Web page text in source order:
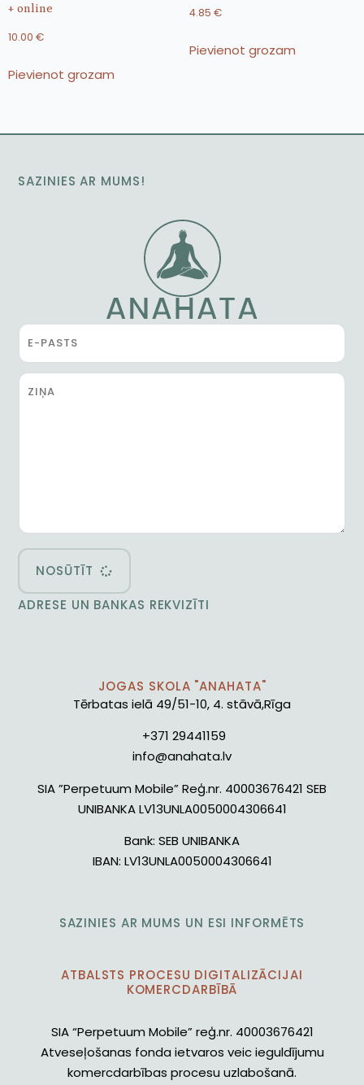
+ online
10.00 €
Pievienot grozam
4.85 €
Pievienot grozam
SAZINIES AR MUMS!
NOSŪTĪT
ADRESE UN BANKAS REKVIZĪTI
JOGAS SKOLA "ANAHATA"
Tērbatas ielā 49/51-10, 4. stāvā,Rīga
+371 29441159
info@anahata.lv
SIA ”Perpetuum Mobile” Reģ.nr. 40003676421 SEB
UNIBANKA LV13UNLA0050004306641
Bank: SEB UNIBANKA
IBAN: LV13UNLA0050004306641
SAZINIES AR MUMS UN ESI INFORMĒTS
ATBALSTS PROCESU DIGITALIZĀCIJAI
KOMERCDARBĪBĀ
SIA “Perpetuum Mobile” reģ.nr. 40003676421
Atveseļošanas fonda ietvaros veic ieguldījumu
komercdarbības procesu uzlabošanā.